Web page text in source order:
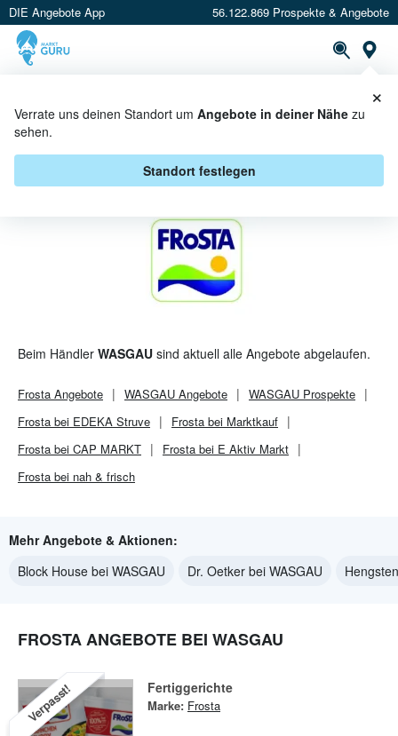
DIE Angebote App 56.122.869 Prospekte & Angebote
Verrate uns deinen Standort um Angebote in deiner Nähe zu
sehen.
Standort festlegen
×
FROSTA BEI WASGAU -
ANGEBOTE & AKTIONEN
Beim Händler WASGAU sind aktuell alle Angebote abgelaufen.
Frosta Angebote WASGAU Angebote WASGAU Prospekte
Frosta bei EDEKA Struve
Frosta bei Marktkauf
Frosta bei CAP MARKT
Frosta bei E Aktiv Markt
Frosta bei nah & frisch
Mehr Angebote & Aktionen:
Block House bei WASGAU
Dr. Oetker bei WASGAU
FROSTA ANGEBOTE BEI WASGAU
Verpasst! Fertiggerichte
Marke: Frosta